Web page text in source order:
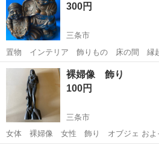
き残しやほこり...300円
三条市
置物 インテリア 飾りもの 床の間 縁起物 金運 お
W30×D20×H30cm 中古品です 所々塗装に剥がれや傷があります 軽く
拭いた程度ですので、ご自分で綺麗にして使って頂
の上、ご...
新潟 三条市 インテリア雑貨/小物
裸婦像 飾り
100円
三条市
女体 裸婦像 女性 飾り オブジェ およその高さ 66cm 重さはあ